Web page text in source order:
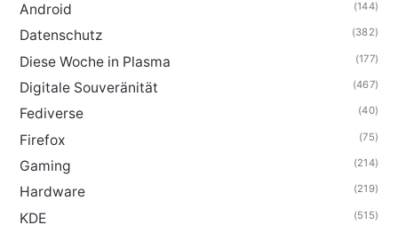
Android (144)
Datenschutz (382)
Diese Woche in Plasma (177)
Digitale Souveränität (467)
Fediverse (40)
Firefox (75)
Gaming (214)
Hardware (219)
KDE (515)